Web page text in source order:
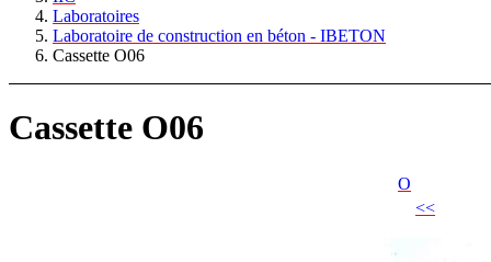
Laboratoires
Laboratoire de construction en béton - IBETON
Cassette O06
Cassette O06
O
<<